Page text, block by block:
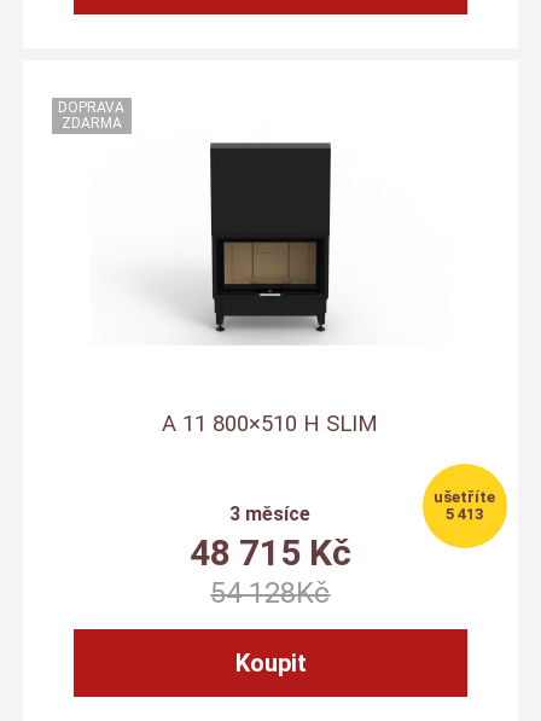
A 11 800×510 H SLIM
3 měsíce
48 715 Kč
5 413
54 128Kč